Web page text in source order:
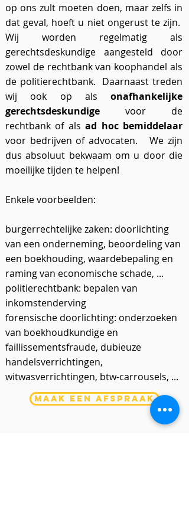
op ons zult moeten doen, maar zelfs in
dat geval, hoeft u niet ongerust te zijn.
Wij worden regelmatig als
gerechtsdeskundige aangesteld door
zowel de rechtbank van koophandel als
de politierechtbank. Daarnaast treden
wij ook op als onafhankelijke
gerechtsdeskundige voor de
rechtbank of alsad hoc bemiddelaar
voor bedrijven of advocaten. We zijn
dus absoluut bekwaam om u door die
moeilijke tijden te helpen!
Enkele voorbeelden:
burgerrechtelijke zaken: doorlichting
van een onderneming, beoordeling van
een boekhouding, waardebepaling en
raming van economische schade, ...
politierechtbank: bepalen van
inkomstenderving
forensische doorlichting: onderzoeken
van boekhoudkundige en
faillissementsfraude, dubieuze
handelsverrichtingen,
witwasverrichtingen, btw-carrousels, ...
maak een afspraak